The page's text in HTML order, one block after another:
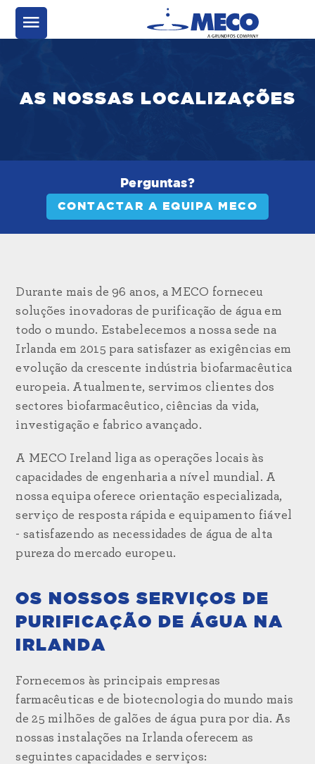
AS NOSSAS LOCALIZAÇÕES
Perguntas?
CONTACTAR A EQUIPA MECO
Durante mais de 96 anos, a MECO forneceu
soluções inovadoras de purificação de água em
todo o mundo. Estabelecemos a nossa sede na
Irlanda em 2015 para satisfazer as exigências em
evolução da crescente indústria biofarmacêutica
europeia. Atualmente, servimos clientes dos
sectores biofarmacêutico, ciências da vida,
investigação e fabrico avançado.
A MECO Ireland liga as operações locais às
capacidades de engenharia a nível mundial. A
nossa equipa oferece orientação especializada,
serviço de resposta rápida e equipamento fiável
- satisfazendo as necessidades de água de alta
pureza do mercado europeu.
OS NOSSOS SERVIÇOS DE
PURIFICAÇÃO DE ÁGUA NA
IRLANDA
Fornecemos às principais empresas
farmacêuticas e de biotecnologia do mundo mais
de 25 milhões de galões de água pura por dia. As
nossas instalações na Irlanda oferecem as
seguintes capacidades e serviços: